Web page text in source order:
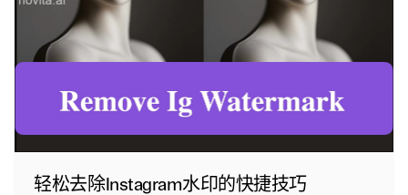
轻松去除Instagram水印的快捷技巧